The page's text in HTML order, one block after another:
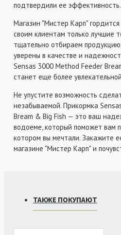
подтвердили ее эффективность.
Магазин "Мистер Карп"
своим клиентам только лучшие
тщательно отбираем
уверены в качестве и
Sensas 3000 Method Feeder
станет еще более
Не упустите возможность
незабываемой. Прикормка
Bream & Big Fish — это ваш
водоеме, который поможет вам
котором вы мечтали. Закажите
магазине "Мистер Карп" и
ТАКЖЕ ПОКУПАЮТ